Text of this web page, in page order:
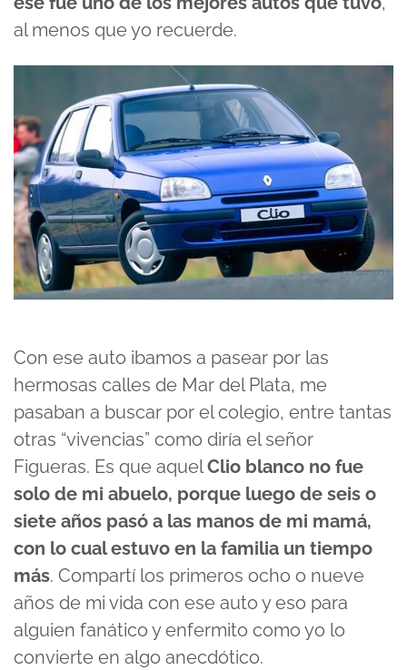
al menos que yo recuerde.
Con ese auto ibamos a pasear por las
hermosas calles de Mar del Plata, me
pasaban a buscar por el colegio, entre tantas
otras “vivencias” como diría el señor
Figueras. Es que aquelClio blanco no fue
solo de mi abuelo, porque luego de seis o
siete años pasó a las manos de mi mamá,
con lo cual estuvo en la familia un tiempo
más. Compartí los primeros ocho o nueve
años de mi vida con ese auto y eso para
alguien fanático y enfermito como yo lo
convierte en algo anecdótico.